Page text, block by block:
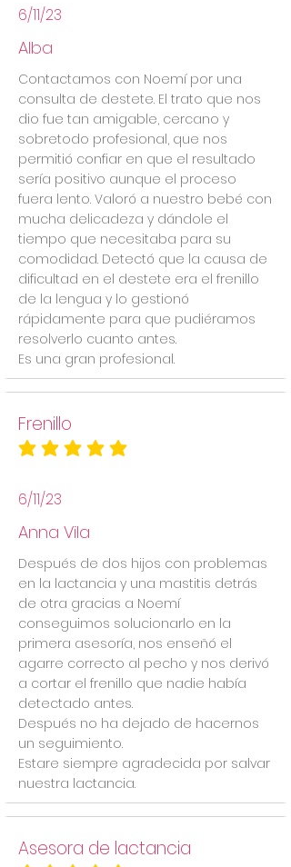
6/11/23
Alba
Contactamos con Noemí por una
consulta de destete. El trato que nos
dio fue tan amigable, cercano y
sobretodo profesional, que nos
permitió confiar en que el resultado
sería positivo aunque el proceso
fuera lento. Valoró a nuestro bebé con
mucha delicadeza y dándole el
tiempo que necesitaba para su
comodidad. Detectó que la causa de
dificultad en el destete era el frenillo
de la lengua y lo gestionó
rápidamente para que pudiéramos
resolverlo cuanto antes.
Es una gran profesional.
Frenillo
la calificación promedio es 5 de 5
6/11/23
Anna Vila
Después de dos hijos con problemas
en la lactancia y una mastitis detrás
de otra gracias a Noemí
conseguimos solucionarlo en la
primera asesoría, nos enseñó el
agarre correcto al pecho y nos derivó
a cortar el frenillo que nadie había
detectado antes.
Después no ha dejado de hacernos
un seguimiento.
Estare siempre agradecida por salvar
nuestra lactancia.
Asesora de lactancia